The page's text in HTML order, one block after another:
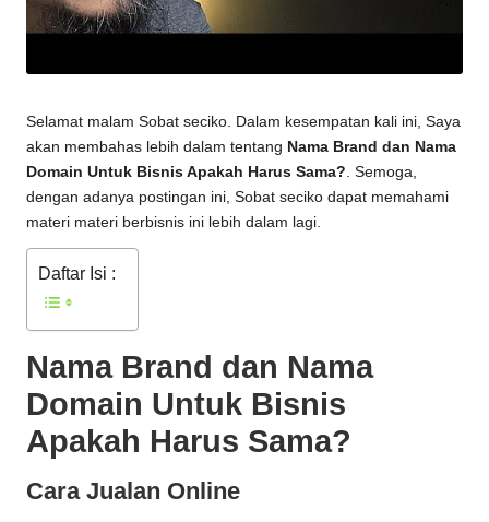
Selamat malam Sobat seciko. Dalam kesempatan kali ini, Saya
akan membahas lebih dalam tentang Nama Brand dan Nama
Domain Untuk Bisnis Apakah Harus Sama?. Semoga,
dengan adanya postingan ini, Sobat seciko dapat memahami
materi materi berbisnis ini lebih dalam lagi.
Daftar Isi :
Nama Brand dan Nama
Domain Untuk Bisnis
Apakah Harus Sama?
Cara Jualan Online